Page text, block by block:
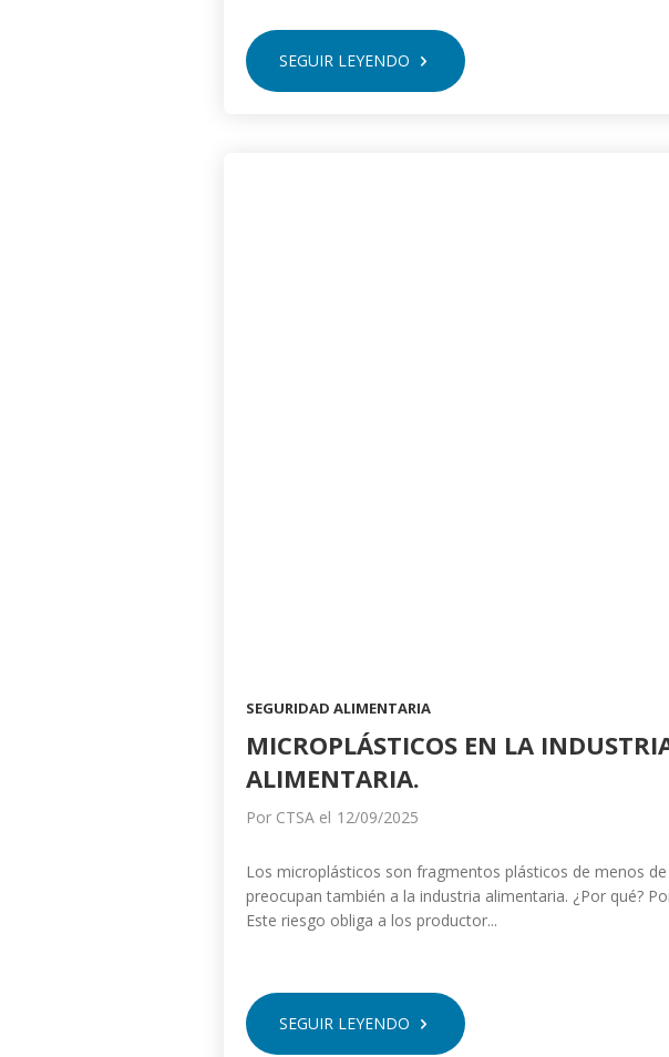
SEGUIR LEYENDO
SEGURIDAD ALIMENTARIA
MICROPLÁSTICOS EN LA
ALIMENTARIA.
Por CTSAel 12/09/2025
Los microplásticos son fragmentos plásticos de menos
preocupan también a la industria alimentaria. ¿Por qué?
Este riesgo obliga a los productor...
SEGUIR LEYENDO